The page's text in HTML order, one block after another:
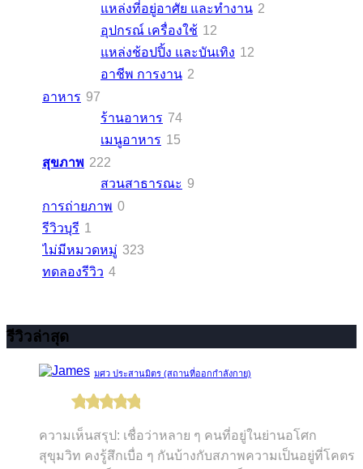
แหล่งที่อยู่อาศัย และทำงาน 2
อุปกรณ์ เครื่องใช้ 12
แหล่งช้อปปิ้ง และบันเทิง 12
อาชีพ การงาน 2
อาหาร 97
ร้านอาหาร 74
เมนูอาหาร 15
สุขภาพ 222
สวนสาธารณะ 9
การถ่ายภาพ 0
รีวิวบุรี 1
ไม่มีหมวดหมู่ 323
ทดลองรีวิว 4
รีวิวล่าสุด
มศว ประสานมิตร (สถานที่ออกกำลังกาย)
ความเห็นสรุป: เชื่อว่าหลาย ๆ คนที่อยู่ในย่านอโศก
สุขุมวิท คงรู้สึกเบื่อ ๆ กันบ้างกับสภาพความเป็นอยู่ที่โคตร